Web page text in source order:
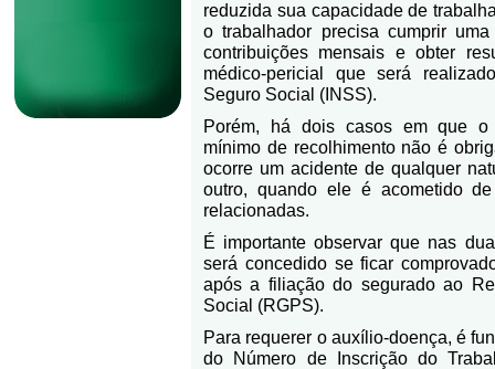
reduzida sua capacidade de
o trabalhador precisa cumprir
contribuições mensais e obter
médico-pericial que será
Seguro Social (INSS).
Porém, há dois casos em que o
mínimo de recolhimento não é
ocorre um acidente de qualquer
outro, quando ele é acometido
relacionadas.
É importante observar que nas
será concedido se ficar
após a filiação do segurado ao
Social (RGPS).
Para requerer o auxílio-doença, é
do Número de Inscrição do